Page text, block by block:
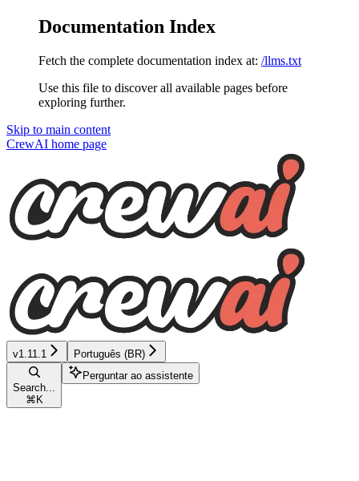
Documentation Index
Fetch the complete documentation index at: /llms.txt
Use this file to discover all available pages before
exploring further.
Skip to main content
CrewAI home page
v1.11.1 Português (BR)
Search...
⌘ K
Perguntar ao assistente